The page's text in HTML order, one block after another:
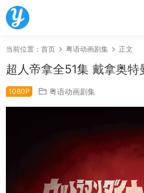
当前位置： 首页 粤语动画剧集 正文
超人帝拿全51集 戴拿奥特
1080P 粤语动画剧集